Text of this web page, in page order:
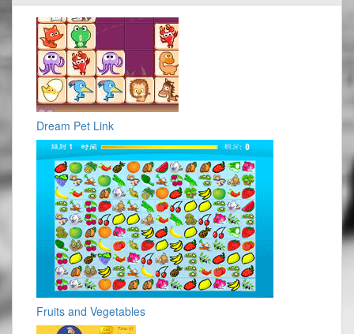
Dream Pet Link
Fruits and Vegetables